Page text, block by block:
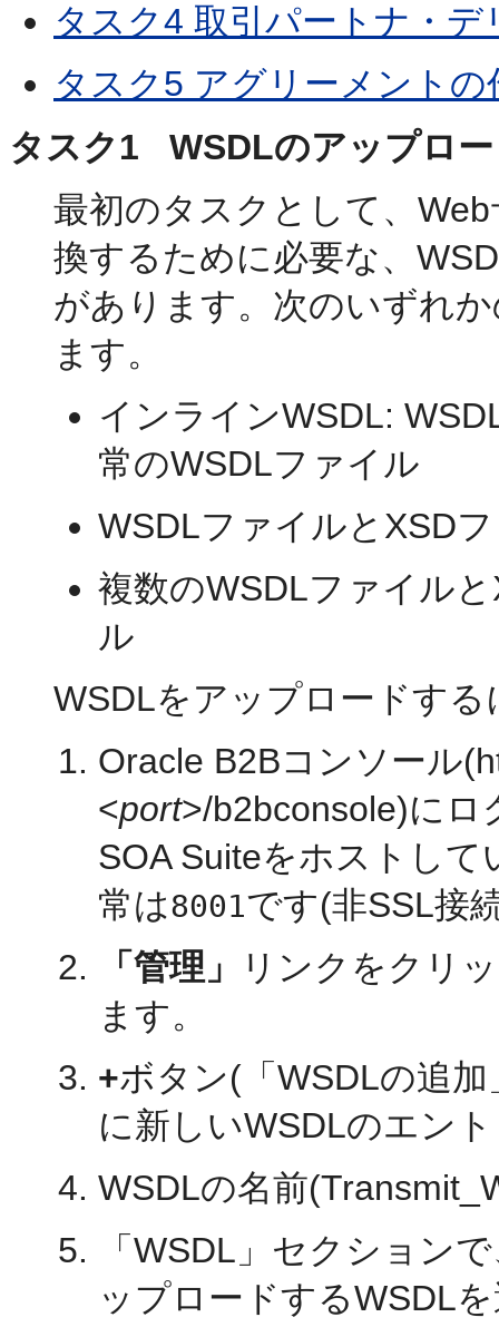
タスク4 取引パートナ・
タスク5 アグリーメント
タスク1 WSDLのアップロ
最初のタスクとして、
換するために必要な、
があります。次のいずれ
ます。
インラインWSDL:
常のWSDLファイル
WSDLファイルとXSD
複数のWSDLファイル
ル
WSDLをアップロードする
Oracle B2Bコンソール
<port>/b2bconsole)にロ
SOA Suiteをホストし
常は8001です(非SSL接
「管理」
リンクをクリ
ます。
+ボタン(「WSDLの追
に新しいWSDLのエン
WSDLの名前
「WSDL」セクション
ップロードするWSDL